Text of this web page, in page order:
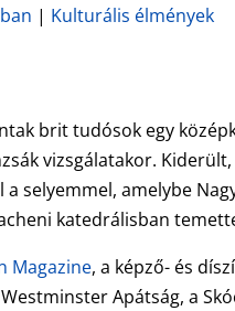
| Kulturális élmények
brit tudósok egy
vizsgálatakor.
a selyemmel, amelybe
katedrálisban
Magazine, a képző- és
Apátság, a